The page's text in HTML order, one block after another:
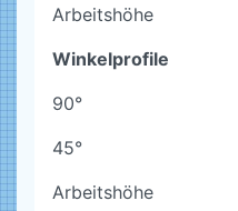
Arbeitshöhe
Winkelprofile
90°
45°
Arbeitshöhe